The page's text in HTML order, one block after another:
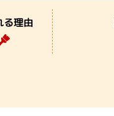
る理由